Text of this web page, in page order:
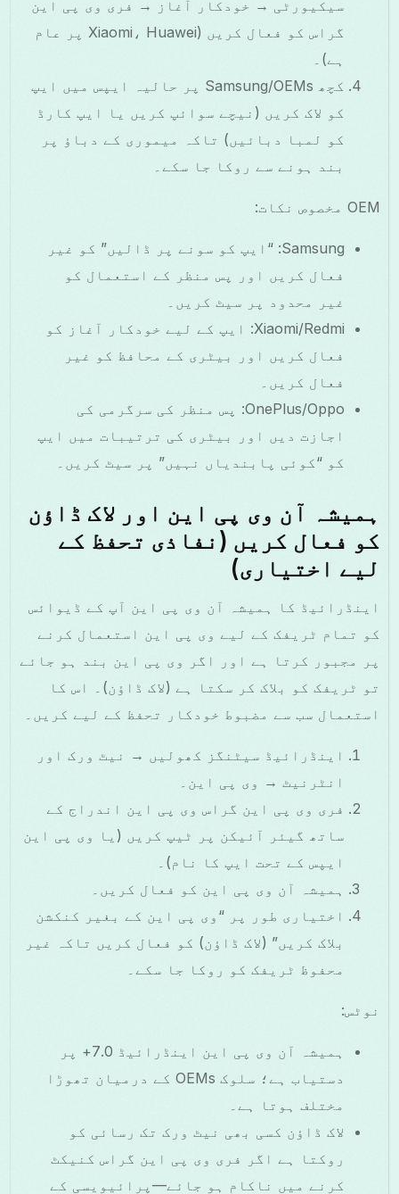
سیکیورٹی → خودکار آغاز → فری وی پی این
گراس کو فعال کریں (Xiaomi، Huawei پر عام
ہے)۔
کچھ Samsung/OEMs پر حالیہ ایپس میں ایپ
کو لاک کریں (نیچے سوائپ کریں یا ایپ کارڈ
کو لمبا دبائیں) تاکہ میموری کے دباؤ پر
بند ہونے سے روکا جا سکے۔
OEM مخصوص نکات:
Samsung: “ایپ کو سونے پر ڈالیں” کو غیر
فعال کریں اور پس منظر کے استعمال کو
غیر محدود پر سیٹ کریں۔
Xiaomi/Redmi: ایپ کے لیے خودکار آغاز کو
فعال کریں اور بیٹری کے محافظ کو غیر
فعال کریں۔
OnePlus/Oppo: پس منظر کی سرگرمی کی
اجازت دیں اور بیٹری کی ترتیبات میں ایپ
کو “کوئی پابندیاں نہیں” پر سیٹ کریں۔
ہمیشہ آن وی پی این اور لاک ڈاؤن
کو فعال کریں (نفاذی تحفظ کے
لیے اختیاری)
اینڈرائیڈ کا ہمیشہ آن وی پی این آپ کے ڈیوائس
کو تمام ٹریفک کے لیے وی پی این استعمال کرنے
پر مجبور کرتا ہے اور اگر وی پی این بند ہو جائے
تو ٹریفک کو بلاک کر سکتا ہے (لاک ڈاؤن)۔ اس کا
استعمال سب سے مضبوط خودکار تحفظ کے لیے کریں۔
اینڈرائیڈ سیٹنگز کھولیں → نیٹ ورک اور
انٹرنیٹ → وی پی این۔
فری وی پی این گراس وی پی این اندراج کے
ساتھ گیئر آئیکن پر ٹیپ کریں (یا وی پی این
ایپس کے تحت ایپ کا نام)۔
ہمیشہ آن وی پی این کو فعال کریں۔
اختیاری طور پر “وی پی این کے بغیر کنکشن
بلاک کریں” (لاک ڈاؤن) کو فعال کریں تاکہ غیر
محفوظ ٹریفک کو روکا جا سکے۔
نوٹس:
ہمیشہ آن وی پی این اینڈرائیڈ 7.0+ پر
دستیاب ہے؛ سلوک OEMs کے درمیان تھوڑا
مختلف ہوتا ہے۔
لاک ڈاؤن کسی بھی نیٹ ورک تک رسائی کو
روکتا ہے اگر فری وی پی این گراس کنیکٹ
کرنے میں ناکام ہو جائے—پرائیویسی کے